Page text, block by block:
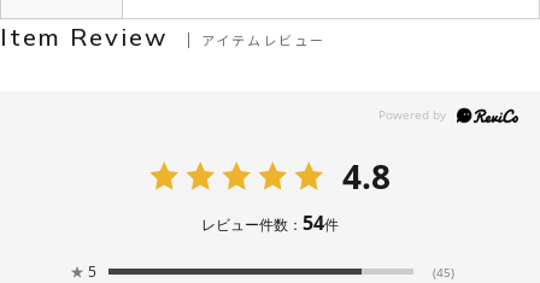
Item Review アイテムレビュー
4.8
レビュー件数： 54件
★ 5 (45)